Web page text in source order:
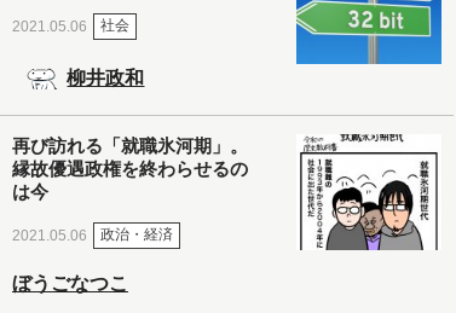
2021.05.06 社会
柳井政和
再び訪れる「就職氷河期」。
縁故優遇政権を終わらせるの
は今
2021.05.06 政治・経済
ぼうごなつこ